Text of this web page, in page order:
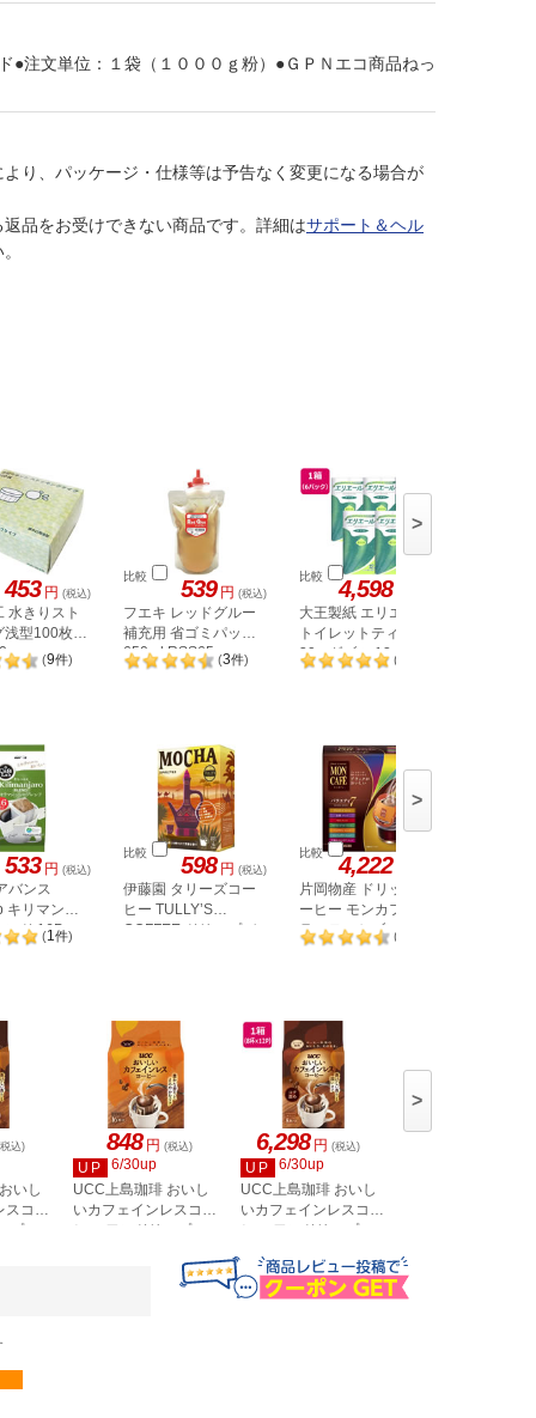
●注文単位：１袋（１０００ｇ粉）●ＧＰＮエコ商品ねっ
り、パッケージ・仕様等は予告なく変更になる場合が
品をお受けできない商品です。詳細はサポート＆ヘル
453 円 (税込)
水きりスト
浅型100枚
(9件)
比較 539 円 (税込)
フエキ レッドグルー
補充用 省ゴミパック
650ml RSS65 (3件)
比較 4,598
大王製紙 エリエール
トイレットティシュー
30mダブル 12ロール
×6袋
(
>
533 円 (税込)
バンス
キリマンジ
ンド 16P
(1件)
比較 598 円 (税込)
伊藤園 タリーズコー
ヒー TULLY’S
COFFEE ドリップバ
比較 4,222
片岡物産 ドリップコ
ーヒー モンカフェ バ
ラエティセブン 45袋
(
>
込)
いし
スコー
プコ
848 円 (税込)
UP
6/30up
UCC上島珈琲 おいし
いカフェインレスコー
ヒー ワンドリップコ
6,298 円 (税込)
UP
6/30up
UCC上島珈琲 おいし
いカフェインレスコー
ヒー ワンドリップコ
12パック
>